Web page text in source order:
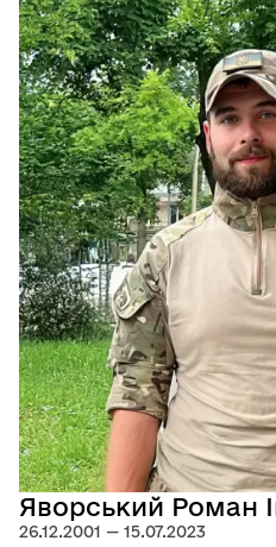
Яворський Роман
26.12.2001 — 15.07.2023